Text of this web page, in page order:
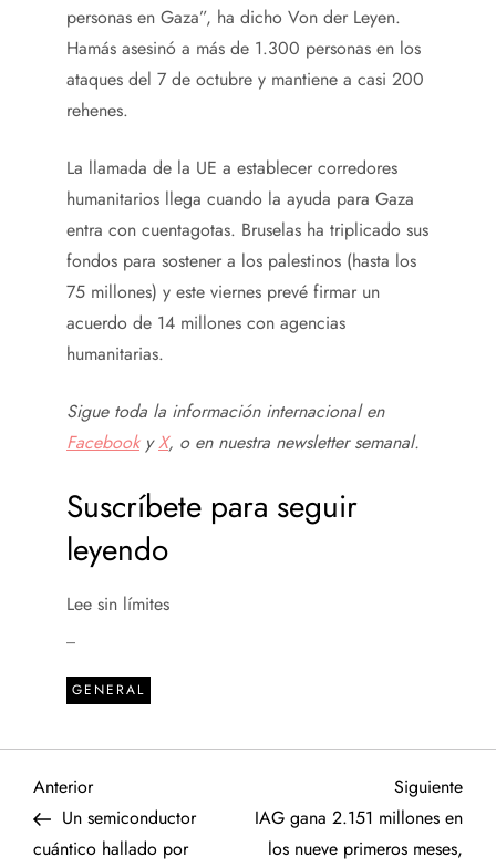
personas en Gaza”, ha dicho Von der Leyen.
Hamás asesinó a más de 1.300 personas en los
ataques del 7 de octubre y mantiene a casi 200
rehenes.
La llamada de la UE a establecer corredores
humanitarios llega cuando la ayuda para Gaza
entra con cuentagotas. Bruselas ha triplicado sus
fondos para sostener a los palestinos (hasta los
75 millones) y este viernes prevé firmar un
acuerdo de 14 millones con agencias
humanitarias.
Sigue toda la información internacional en
FacebookyX, o en nuestra newsletter semanal.
Suscríbete para seguir
leyendo
Lee sin límites
GENERAL
N
a
Entrada
anterior
Anterior
Un semiconductor
cuántico hallado por
Siguiente
IAG gana 2.151 millones en
los nueve primeros meses,